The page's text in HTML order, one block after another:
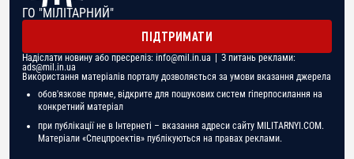
ГО "МІЛІТАРНИЙ"
ПІДТРИМАТИ
Надіслати новину або пресреліз: info@mil.in.ua | З питань реклами:
ads@mil.in.ua
Використання матеріалів порталу дозволяється за умови вказання джерела
обов'язкове пряме, відкрите для пошукових систем гіперпосилання на
конкретний матеріал
при публікації не в Інтернеті – вказання адреси сайту MILITARNYI.COM.
Матеріали «Спецпроектів» публікуються на правах реклами.